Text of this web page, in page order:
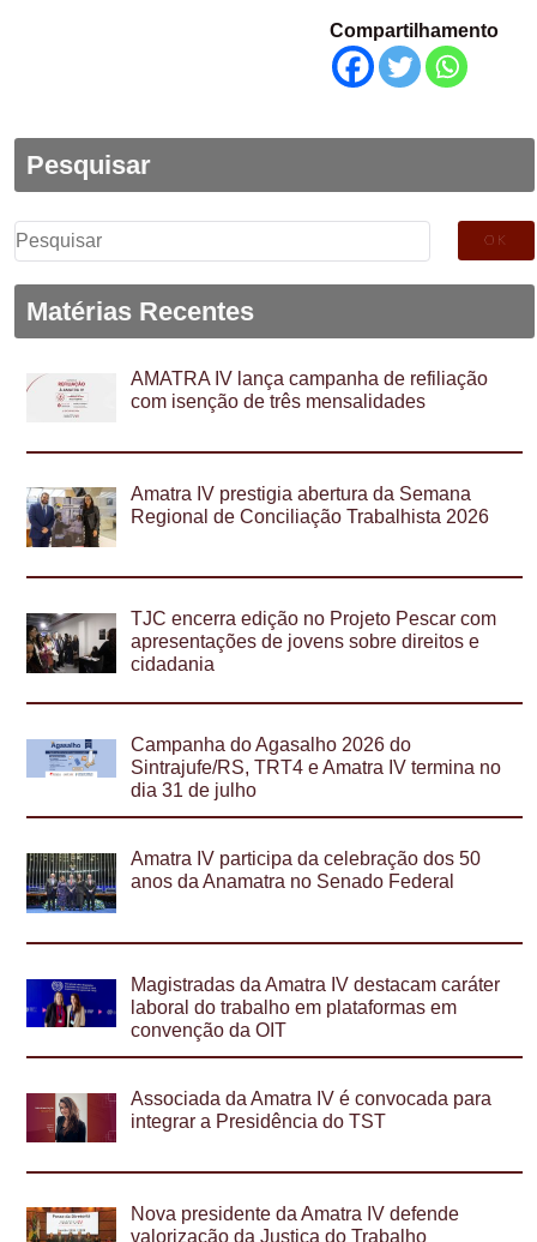
Compartilhamento
Pesquisar
Pesquisar
por:
Matérias Recentes
AMATRA IV lança campanha de refiliação
com isenção de três mensalidades
Amatra IV prestigia abertura da Semana
Regional de Conciliação Trabalhista 2026
TJC encerra edição no Projeto Pescar com
apresentações de jovens sobre direitos e
cidadania
Campanha do Agasalho 2026 do
Sintrajufe/RS, TRT4 e Amatra IV termina no
dia 31 de julho
Amatra IV participa da celebração dos 50
anos da Anamatra no Senado Federal
Magistradas da Amatra IV destacam caráter
laboral do trabalho em plataformas em
convenção da OIT
Associada da Amatra IV é convocada para
integrar a Presidência do TST
Nova presidente da Amatra IV defende
valorização da Justiça do Trabalho